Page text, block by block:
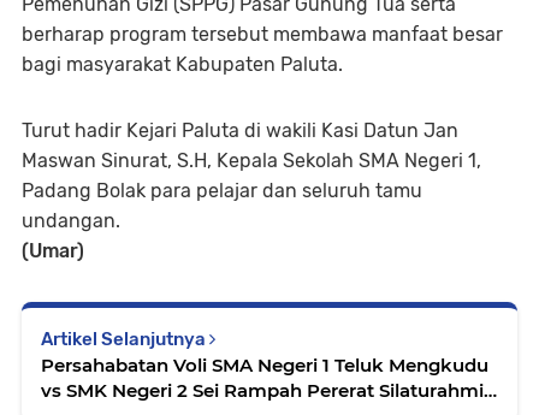
berharap program tersebut membawa manfaat besar
bagi masyarakat Kabupaten Paluta.⁣
Turut hadir Kejari Paluta di wakili Kasi Datun Jan
Maswan Sinurat, S.H, Kepala Sekolah SMA Negeri 1,
Padang Bolak para pelajar dan seluruh tamu
undangan.⁣
(Umar)
Artikel Selanjutnya
Persahabatan Voli SMA Negeri 1 Teluk Mengkudu
vs SMK Negeri 2 Sei Rampah Pererat Silaturahmi